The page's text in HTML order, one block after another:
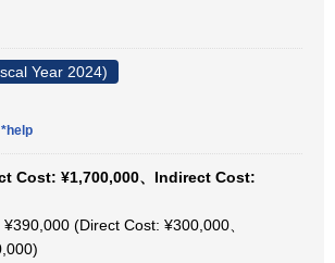
Year 2024)
*help
Cost: ¥1,700,000、Indirect Cost:
(Direct Cost: ¥300,000、